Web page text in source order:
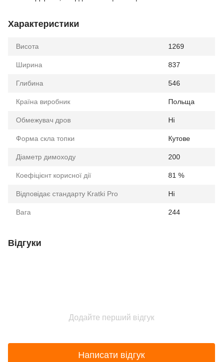
Характеристики
Висота 1269
Ширина 837
Глибина 546
Країна виробник Польща
Обмежувач дров Ні
Форма скла топки Кутове
Діаметр димоходу 200
Коефіцієнт корисної дії 81 %
Відповідає стандарту Kratki Pro Ні
Вага 244
Відгуки
Додайте перший відгук
Написати відгук